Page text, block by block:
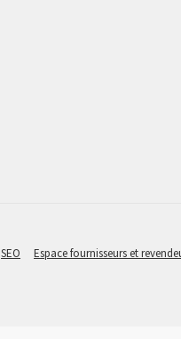
SEO Espace fournisseurs et